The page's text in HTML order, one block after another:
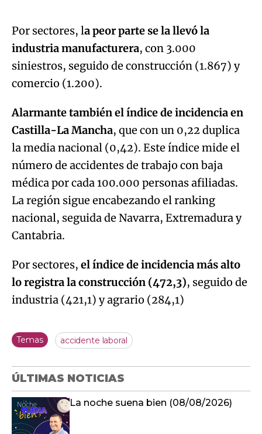
Por sectores, la peor parte se la llevó la
industria manufacturera, con 3.000
siniestros, seguido de construcción (1.867) y
comercio (1.200).
Alarmante también el índice de incidencia en
Castilla-La Mancha, que con un 0,22 duplica
la media nacional (0,42). Este índice mide el
número de accidentes de trabajo con baja
médica por cada 100.000 personas afiliadas.
La región sigue encabezando el ranking
nacional, seguida de Navarra, Extremadura y
Cantabria.
Por sectores, el índice de incidencia más alto
lo registra la construcción (472,3), seguido de
industria (421,1) y agrario (284,1)
Temas accidente laboral
ÚLTIMAS NOTICIAS
La noche suena bien (08/08/2026)